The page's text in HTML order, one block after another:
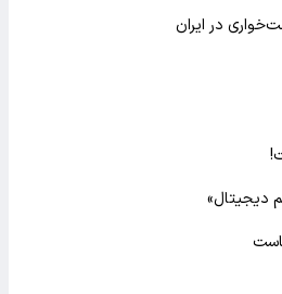
در ایران
دیجیتال»